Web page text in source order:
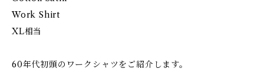
Work Shirt
XL相当
60年代初頭のワークシャツをご紹介します。